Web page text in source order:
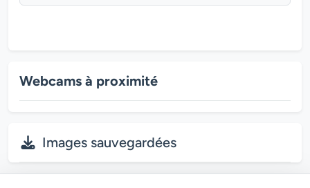
Webcams à proximité
Images sauvegardées